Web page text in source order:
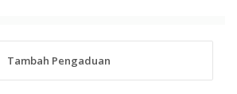
Tambah Pengaduan